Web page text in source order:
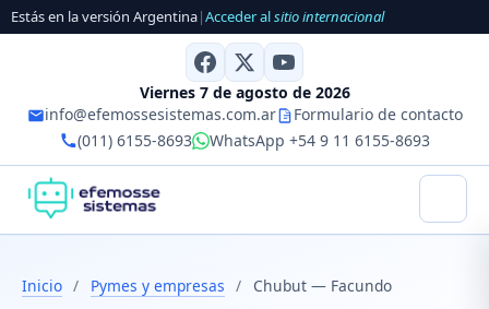
Estás en la versión Argentina|Acceder alsitio internacional
Viernes 7 de agosto de 2026
info@efemossesistemas.com.ar
Formulario de contacto
(011) 6155-8693
WhatsApp +54 9 11 6155-8693
Inicio / Pymes y empresas / Chubut — Facundo